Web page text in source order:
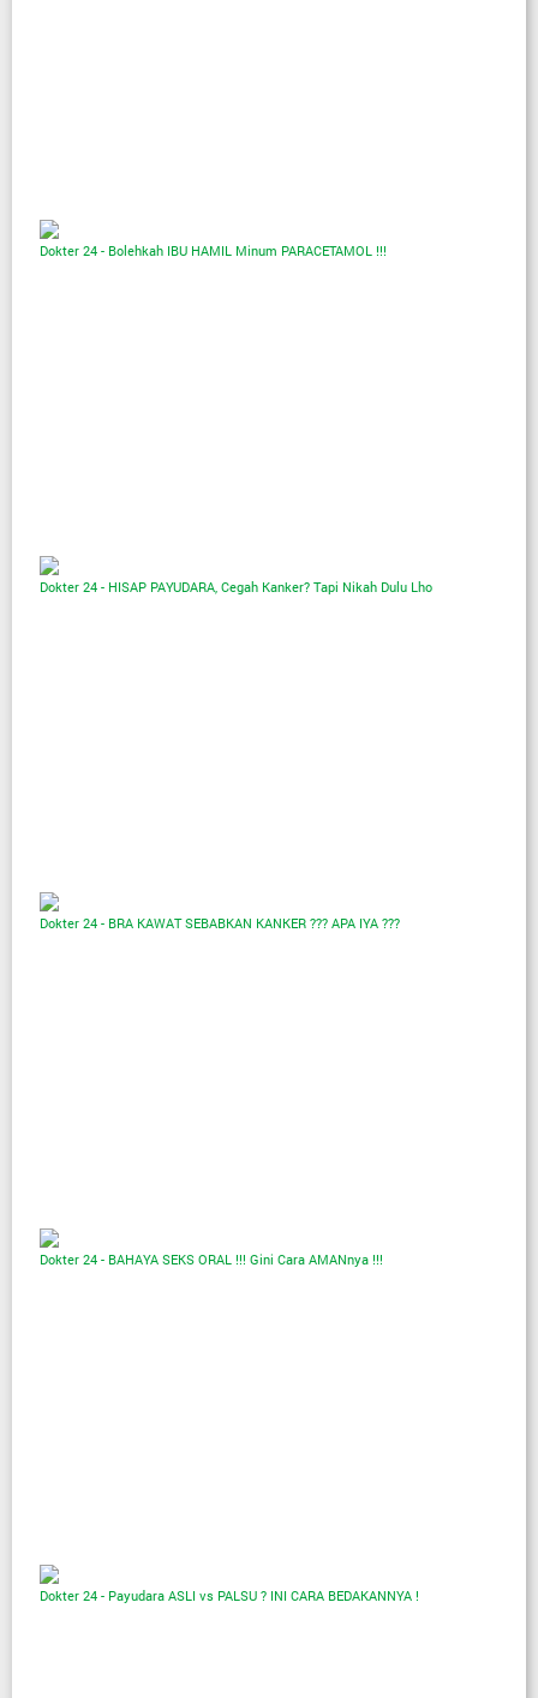
Dokter 24 - Bolehkah IBU HAMIL Minum PARACETAMOL !!!
Dokter 24 - HISAP PAYUDARA, Cegah Kanker? Tapi Nikah Dulu Lho
Dokter 24 - BRA KAWAT SEBABKAN KANKER ??? APA IYA ???
Dokter 24 - BAHAYA SEKS ORAL !!! Gini Cara AMANnya !!!
Dokter 24 - Payudara ASLI vs PALSU ? INI CARA BEDAKANNYA !